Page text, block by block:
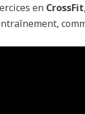
en CrossFit